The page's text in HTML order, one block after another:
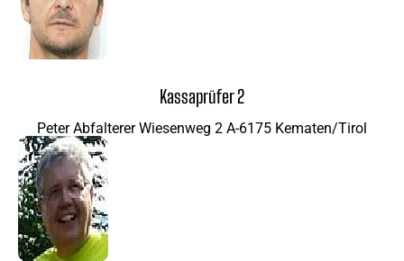
Kassaprüfer 2
Peter Abfalterer Wiesenweg 2 A-6175 Kematen/Tirol